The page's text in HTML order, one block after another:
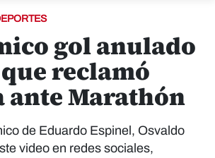
gol anulado
reclamó
ante Marathón
de Eduardo Espinel, Osvaldo
video en redes sociales,